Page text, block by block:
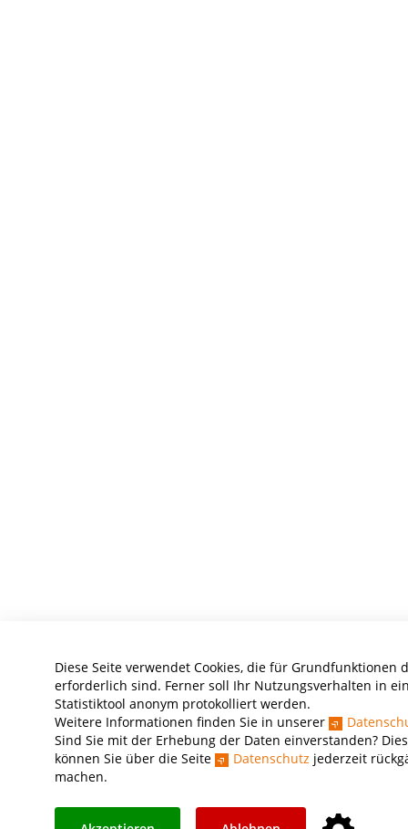
Diese Seite verwendet Cookies, die für Grundfunktionen
erforderlich sind. Ferner soll Ihr Nutzungsverhalten in
Statistiktool anonym protokolliert werden.
Weitere Informationen finden Sie in unserer
Sind Sie mit der Erhebung der Daten einverstanden?
können Sie über die Seite
Datenschutz jederzeit
machen.